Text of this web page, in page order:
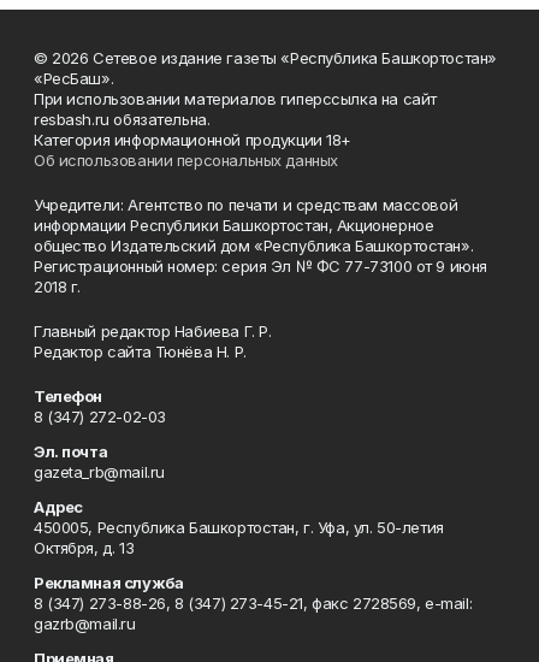
© 2026 Сетевое издание газеты «Республика Башкортостан»
«РесБаш».
При использовании материалов гиперссылка на сайт
resbash.ru обязательна.
Категория информационной продукции 18+
Об использовании персональных данных
Учредители: Агентство по печати и средствам массовой
информации Республики Башкортостан, Акционерное
общество Издательский дом «Республика Башкортостан».
Регистрационный номер: серия Эл № ФС 77-73100 от 9 июня
2018 г.
Главный редактор Набиева Г. Р.
Редактор сайта Тюнёва Н. Р.
Телефон
8 (347) 272-02-03
Эл. почта
gazeta_rb@mail.ru
Адрес
450005, Республика Башкортостан, г. Уфа, ул. 50-летия
Октября, д. 13
Рекламная служба
8 (347) 273-88-26, 8 (347) 273-45-21, факс 2728569, e-mail:
gazrb@mail.ru